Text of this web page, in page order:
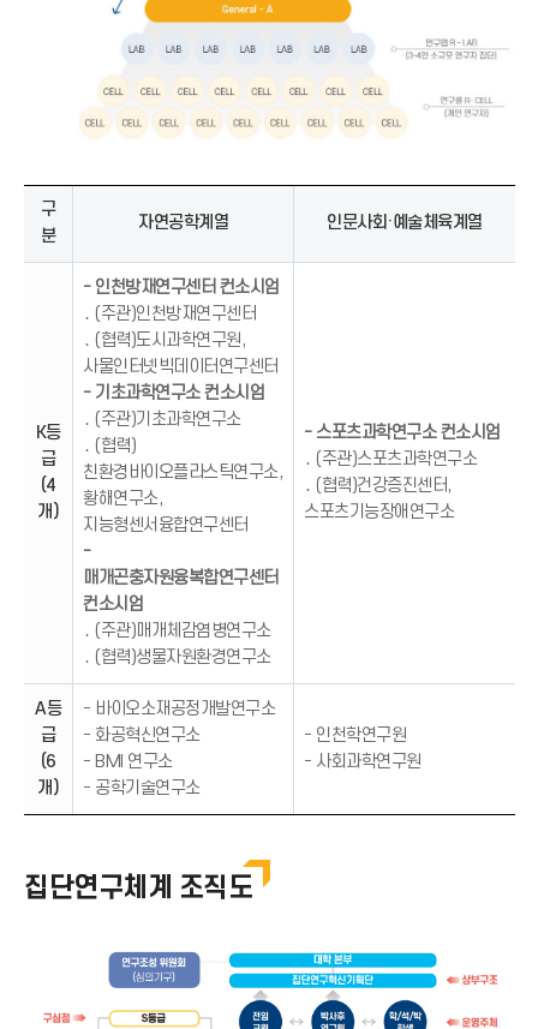
구
분
자연공학계열 인문사회·예술체육계열
K등
급
(4
개)
- 인천방재연구센터 컨소시엄
․ (주관)인천방재연구센터
․ (협력)도시과학연구원,
사물인터넷빅데이터연구센터
- 기초과학연구소 컨소시엄
․ (주관)기초과학연구소
․ (협력)
친환경바이오플라스틱연구소,
황해연구소,
지능형센서융합연구센터
-
매개곤충자원융복합연구센터
컨소시엄
․ (주관)매개체감염병연구소
․ (협력)생물자원환경연구소
- 스포츠과학연구소 컨소시엄
․ (주관)스포츠과학연구소
․ (협력)건강증진센터,
스포츠기능장애연구소
A등
급
(6
개)
- 바이오소재공정개발연구소
- 화공혁신연구소
- BMI 연구소
- 공학기술연구소
- 인천학연구원
- 사회과학연구원
집단연구체계 조직도